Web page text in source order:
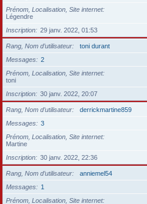
Prénom, Localisation, Site internet
Légendre
Inscription
29 janv. 2022, 01:53
Rang, Nom d’utilisateur
toni durant
Messages
2
Prénom, Localisation, Site internet
toni
Inscription
30 janv. 2022, 20:07
Rang, Nom d’utilisateur
derrickmartine859
Messages
3
Prénom, Localisation, Site internet
Martine
Inscription
30 janv. 2022, 22:36
Rang, Nom d’utilisateur
anniemel54
Messages
1
Prénom, Localisation, Site internet